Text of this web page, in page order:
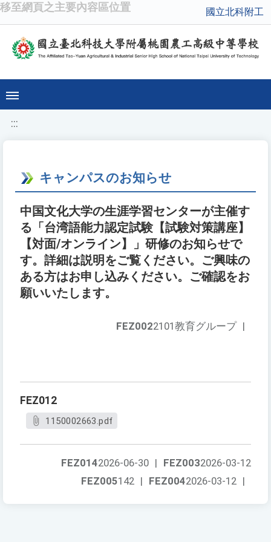
移至網頁之主要內容區位置 國立北科附工
:::
キャンパスのお知らせ
中国文化大学の生涯学習センターが主催す
る「台湾語能力認定試験【試験対策講座】
【対面/オンライン】」研修のお知らせで
す。詳細は説明をご覧ください。ご興味の
ある方はお申し込みください。ご確認をお
願いいたします。
FEZ0022101教育グループ |
FEZ012
1150002663.pdf
FEZ0032026-03-12
FEZ0142026-06-30 |
FEZ0042026-03-12 |
FEZ005142 |